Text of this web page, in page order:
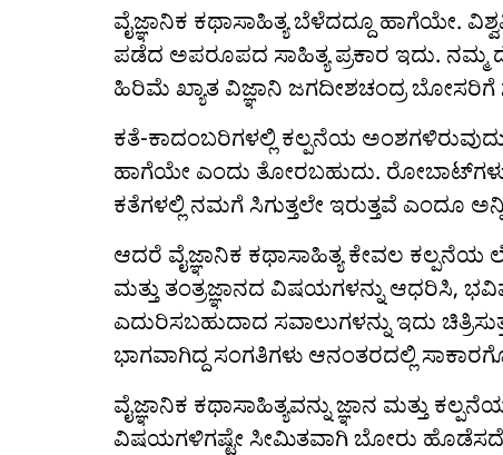
ವೈಜ್ಞಾನಿಕ ಕಥಾಸಾಹಿತ್ಯ ಬೆಳೆದದ್ದೂ ಹಾಗೆಯೇ.
ಪಡೆದ ಅಪರೂಪದ ಸಾಹಿತ್ಯ ಪ್ರಕಾರ ಇದು. ನಮ್ಮ
ಹಿರಿಮೆ ಖ್ಯಾತ ವಿಜ್ಞಾನಿ ಜಗದೀಶಚಂದ್ರ ಬೋಸರಿಗೆ
ಕತೆ-ಕಾದಂಬರಿಗಳಲ್ಲಿ ಕಲ್ಪನೆಯ
ಹಾಗೆಯೇ ಎಂದು ತೋರಬಹುದು.
ಕತೆಗಳಲ್ಲಿ ನಮಗೆ ಸಿಗುತ್ತಲೇ ಇರುತ್ತವೆ ಎಂದೂ
ಆದರೆ ವೈಜ್ಞಾನಿಕ ಕಥಾಸಾಹಿತ್ಯ ಕೇವಲ ಕಲ್ಪನೆಯ
ಮತ್ತು ತಂತ್ರಜ್ಞಾನದ ವಿಷಯಗಳನ್ನು ಆಧರಿಸಿ,
ಎದುರಿಸಬಹುದಾದ ಸವಾಲುಗಳನ್ನು ಇದು
ಭಾಗವಾಗಿದ್ದ ಸಂಗತಿಗಳು ಆನಂತರದಲ್ಲಿ
ವೈಜ್ಞಾನಿಕ ಕಥಾಸಾಹಿತ್ಯವನ್ನು ಜ್ಞಾನ ಮತ್ತು
ವಿಷಯಗಳಿಗಷ್ಟೇ ಸೀಮಿತವಾಗಿ ಬೋರು